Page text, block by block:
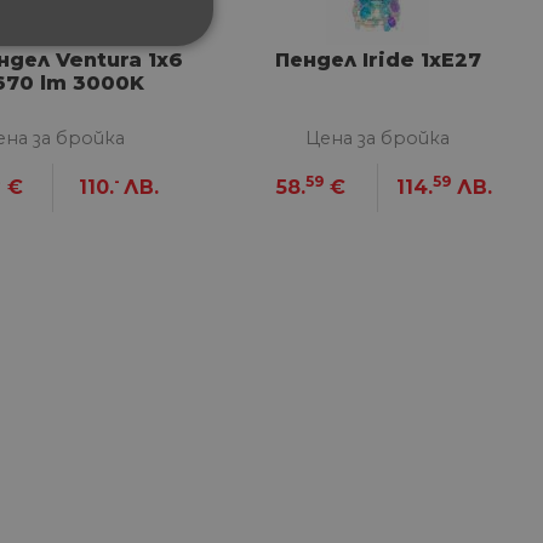
Ventura 1х6
lm 3000K
за бройка
€ 110.- ЛВ.
Пендел Iride 1xE27
Цена за бройка
58.59 € 114.59 ЛВ.
хората и ботовете.
отчети за
на потребителя